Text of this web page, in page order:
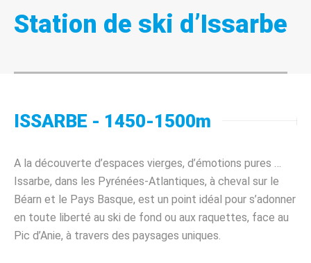
Station de ski d’Issarbe
ISSARBE - 1450-1500m
A la découverte d’espaces vierges, d’émotions pures …
Issarbe, dans les Pyrénées-Atlantiques, à cheval sur le
Béarn et le Pays Basque, est un point idéal pour s’adonner
en toute liberté au ski de fond ou aux raquettes, face au
Pic d’Anie, à travers des paysages uniques.